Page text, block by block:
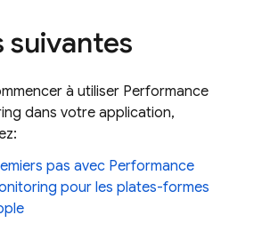
suivantes
à utiliser Performance
dans votre application,
pas avec Performance
pour les plates-formes